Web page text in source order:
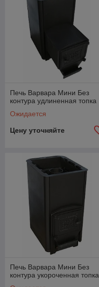
Печь Варвара Мини Без
контура удлиненная топка
Ожидается
Цену уточняйте
Печь Варвара Мини Без
контура укороченная топка